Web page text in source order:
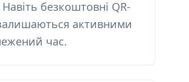
Навіть безкоштовні QR-
активними
час.